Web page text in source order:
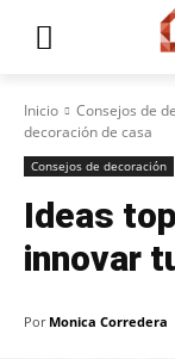
Inicio Consejos de
decoración de casa
Consejos de decoración
Ideas
innovar
Por Monica Corredera